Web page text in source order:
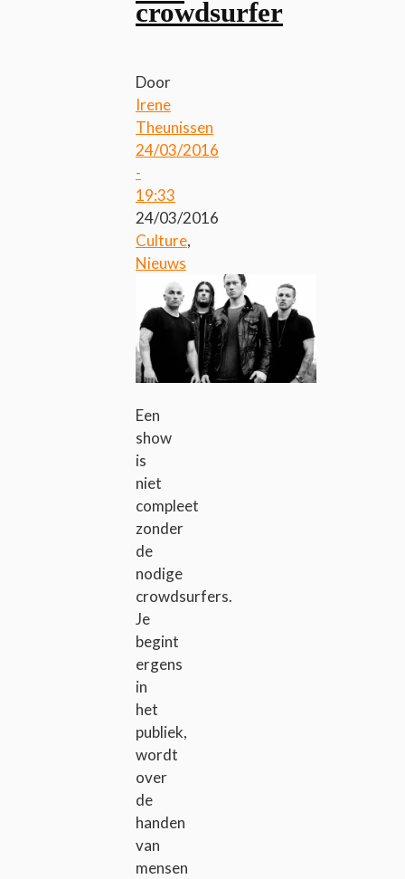
crowdsurfer
Door
Irene
Theunissen
24/03/2016
-
19:33
24/03/2016
Culture,
Nieuws
Een
show
is
niet
compleet
zonder
de
nodige
crowdsurfers.
Je
begint
ergens
in
het
publiek,
wordt
over
de
handen
van
mensen